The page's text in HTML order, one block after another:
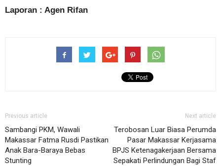
Laporan : Agen Rifan
Previous article
Sambangi PKM, Wawali
Makassar Fatma Rusdi Pastikan
Anak Bara-Baraya Bebas
Stunting
Next article
Terobosan Luar Biasa Perumda
Pasar Makassar Kerjasama
BPJS Ketenagakerjaan Bersama
Sepakati Perlindungan Bagi Staf